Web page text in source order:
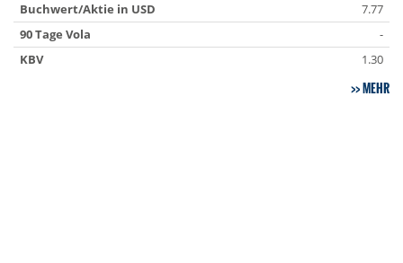
Buchwert/Aktie in USD
7.77
90 Tage Vola
-
KBV
1.30
MEHR